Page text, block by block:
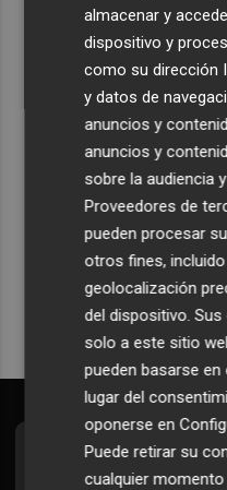
El Villarreal cierra la
sensaciones y Ayoze
Recibe
Plaza
Quiero
almacenar y
dispositivo y
como su dirección
y datos de
anuncios y
anuncios y
sobre la audiencia
Proveedores de
pueden procesar
otros fines,
geolocalización
del dispositivo.
solo a este sitio
pueden basarse
lugar del
oponerse en
Puede retirar su
cualquier